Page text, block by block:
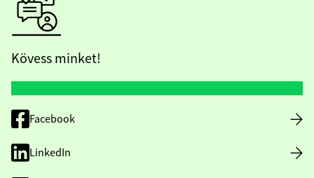
Kövess minket!
Facebook
LinkedIn